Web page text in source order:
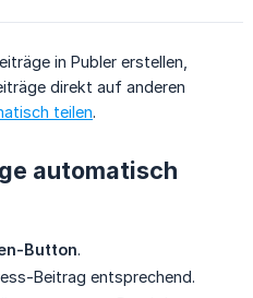
in Publer erstellen,
direkt auf anderen
teilen.
automatisch
Button.
Beitrag entsprechend.